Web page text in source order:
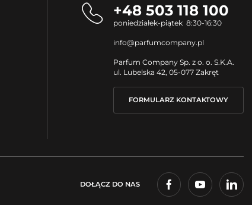
+48 503 118 100
poniedziałek-piątek 8:30-16:30
info@parfumcompany.pl
Parfum Company Sp. z o. o. S.K.A.
ul. Lubelska 42, 05-077 Zakręt
FORMULARZ KONTAKTOWY
DOŁĄCZ DO NAS